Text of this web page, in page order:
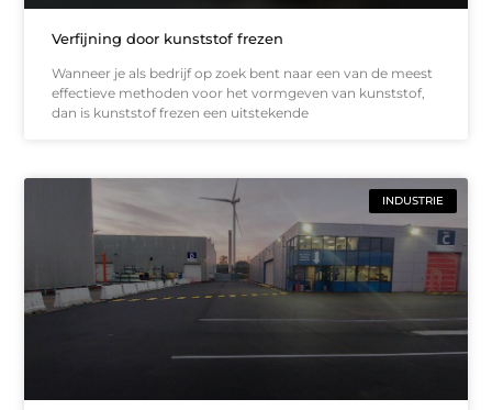
Verfijning door kunststof frezen
Wanneer je als bedrijf op zoek bent naar een van de meest
effectieve methoden voor het vormgeven van kunststof,
dan is kunststof frezen een uitstekende
INDUSTRIE